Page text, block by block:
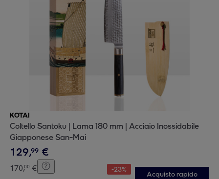
KOTAI
Coltello Santoku | Lama 180 mm | Acciaio Inossidabile
Giapponese San-Mai
129,99 €
170,00 € -23%
Acquisto rapido